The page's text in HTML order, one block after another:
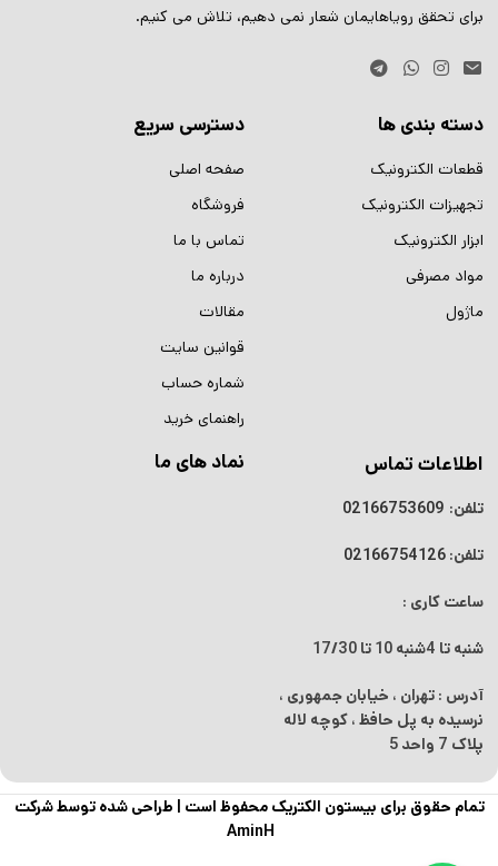
برای تحقق رویاهایمان شعار نمی دهیم، تلاش می کنیم.
دسته بندی ها
قطعات الکترونیک
تجهیزات الکترونیک
ابزار الکترونیک
مواد مصرفی
ماژول
دسترسی سریع
صفحه اصلی
فروشگاه
تماس با ما
درباره ما
مقالات
قوانین سایت
شماره حساب
راهنمای خرید
اطلاعات تماس
تلفن: 02166753609
تلفن: 02166754126
ساعت کاری :
شنبه تا 4شنبه 10 تا 17/30
آدرس : تهران ، خیابان جمهوری ،
نرسیده به پل حافظ ، کوچه لاله
پلاک 7 واحد 5
نماد های ما
تمام حقوق برای بیستون الکتریک محفوظ است | طراحی شده توسط شرکت
AminH